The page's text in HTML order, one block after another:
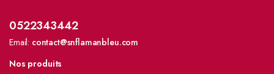
0522343442
Email: contact@snflamanbleu.com
Nos produits